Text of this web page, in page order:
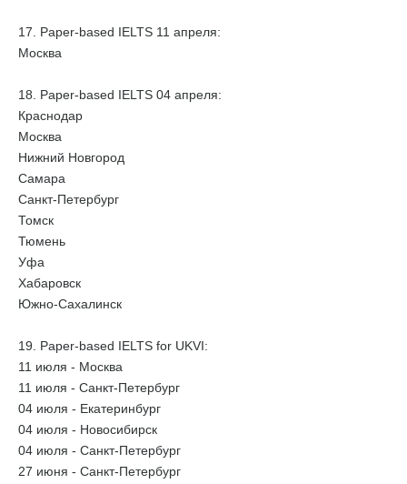
17. Paper-based IELTS 11 апреля:
Москва
18. Paper-based IELTS 04 апреля:
Краснодар
Москва
Нижний Новгород
Самара
Санкт-Петербург
Томск
Тюмень
Уфа
Хабаровск
Южно-Сахалинск
19. Paper-based IELTS for UKVI:
11 июля - Москва
11 июля - Санкт-Петербург
04 июля - Екатеринбург
04 июля - Новосибирск
04 июля - Санкт-Петербург
27 июня - Санкт-Петербург